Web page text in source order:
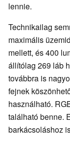
lennie.
Technikailag
maximális
mellett, és 400
állítólag 269 láb
továbbra is
fejnek
használható.
található benne.
barkácsoláshoz